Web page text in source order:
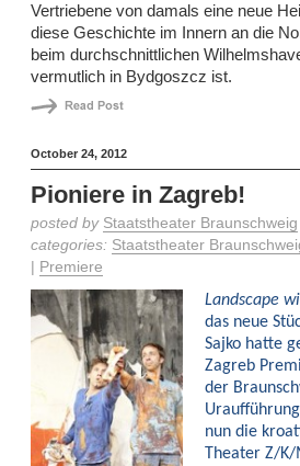
Vertriebene von damals eine neue
diese Geschichte im Innern an die
beim durchschnittlichen
vermutlich in Bydgoszcz ist.
October 24, 2012
Pioniere in Zagreb!
posted by Staatstheater Braunschweig
categories: Staatstheater
Premiere
Landscape
das neue
Sajko hatte
Zagreb
der
nun die
Theater Z/